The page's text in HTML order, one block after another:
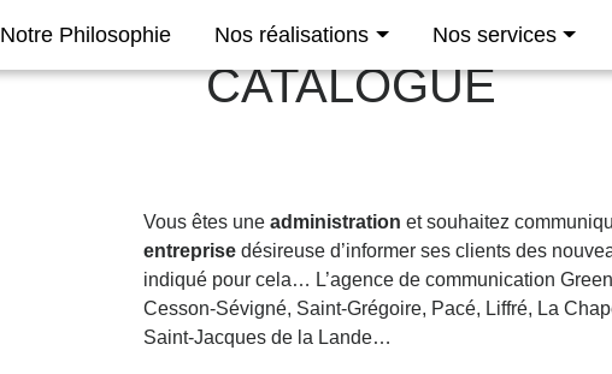
Notre Philosophie Nos réalisations Nos services
CATALOGUE
Vous êtes une administration et souhaitez
entreprisedésireuse d’informer ses clients des
indiqué pour cela… L’agence de communication
Cesson-Sévigné, Saint-Grégoire, Pacé, Liffré, La
Saint-Jacques de la Lande…